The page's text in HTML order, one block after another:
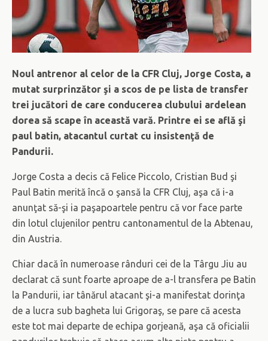
Noul antrenor al celor de la CFR Cluj, Jorge Costa, a
mutat surprinzător şi a scos de pe lista de transfer
trei jucători de care conducerea clubului ardelean
dorea să scape în această vară. Printre ei se află şi
paul batin, atacantul curtat cu insistenţă de
Pandurii.
Jorge Costa a decis că Felice Piccolo, Cristian Bud şi
Paul Batin merită încă o şansă la CFR Cluj, aşa că i-a
anunţat să-şi ia paşapoartele pentru că vor face parte
din lotul clujenilor pentru cantonamentul de la Abtenau,
din Austria.
Chiar dacă în numeroase rânduri cei de la Târgu Jiu au
declarat că sunt foarte aproape de a-l transfera pe Batin
la Pandurii, iar tânărul atacant şi-a manifestat dorinţa
de a lucra sub bagheta lui Grigoraş, se pare că acesta
este tot mai departe de echipa gorjeană, aşa că oficialii